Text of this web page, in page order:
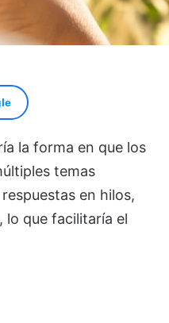
la forma en que los
temas
en hilos,
lo que facilitaría el